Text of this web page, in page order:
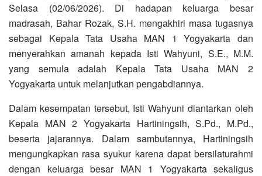
Selasa (02/06/2026). Di hadapan keluarga besar
madrasah, Bahar Rozak, S.H. mengakhiri masa tugasnya
sebagai Kepala Tata Usaha MAN 1 Yogyakarta dan
menyerahkan amanah kepada Isti Wahyuni, S.E., M.M.
yang semula adalah Kepala Tata Usaha MAN 2
Yogyakarta untuk melanjutkan pengabdiannya.
Dalam kesempatan tersebut, Isti Wahyuni diantarkan oleh
Kepala MAN 2 Yogyakarta Hartiningsih, S.Pd., M.Pd.,
beserta jajarannya. Dalam sambutannya, Hartiningsih
mengungkapkan rasa syukur karena dapat bersilaturahmi
dengan keluarga besar MAN 1 Yogyakarta sekaligus